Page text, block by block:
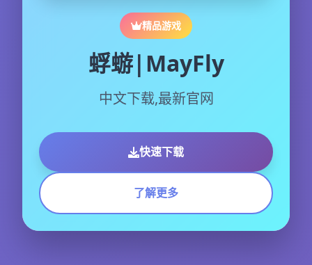
精品游戏
蜉蝣|MayFly
中文下载,最新官网
快速下载
了解更多